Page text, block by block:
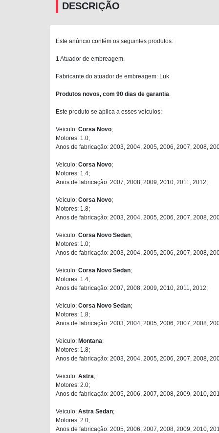
DESCRIÇÃO
Este anúncio contém os seguintes produtos:
1 Atuador de embreagem.
Fabricante do atuador de embreagem: Luk
Produtos novos, com 90 dias de garantia.
Este produto se aplica a esses veículos:
Veiculo: Corsa Novo;
Motores: 1.0;
Anos de fabricação: 2003, 2004, 2005, 2006, 2007, 2008,
Veiculo: Corsa Novo;
Motores: 1.4;
Anos de fabricação: 2007, 2008, 2009, 2010, 2011, 2012;
Veiculo: Corsa Novo;
Motores: 1.8;
Anos de fabricação: 2003, 2004, 2005, 2006, 2007, 2008,
Veiculo: Corsa Novo Sedan;
Motores: 1.0;
Anos de fabricação: 2003, 2004, 2005, 2006, 2007, 2008,
Veiculo: Corsa Novo Sedan;
Motores: 1.4;
Anos de fabricação: 2007, 2008, 2009, 2010, 2011, 2012;
Veiculo: Corsa Novo Sedan;
Motores: 1.8;
Anos de fabricação: 2003, 2004, 2005, 2006, 2007, 2008,
Veiculo: Montana;
Motores: 1.8;
Anos de fabricação: 2003, 2004, 2005, 2006, 2007, 2008,
Veiculo: Astra;
Motores: 2.0;
Anos de fabricação: 2005, 2006, 2007, 2008, 2009, 2010,
Veiculo: Astra Sedan;
Motores: 2.0;
Anos de fabricação: 2005, 2006, 2007, 2008, 2009, 2010,